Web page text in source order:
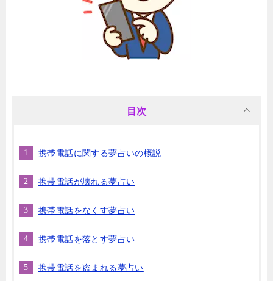
目次
携帯電話に関する夢占いの概説
携帯電話が壊れる夢占い
携帯電話をなくす夢占い
携帯電話を落とす夢占い
携帯電話を盗まれる夢占い